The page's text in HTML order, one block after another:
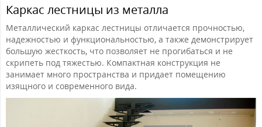
Каркас лестницы из металла
Металлический каркас лестницы отличается прочностью,
надежностью и функциональностью, а также демонстрирует
большую жесткость, что позволяет не прогибаться и не
скрипеть под тяжестью. Компактная конструкция не
занимает много пространства и придает помещению
изящного и современного вида.